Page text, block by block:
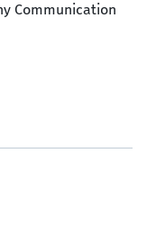
Communication